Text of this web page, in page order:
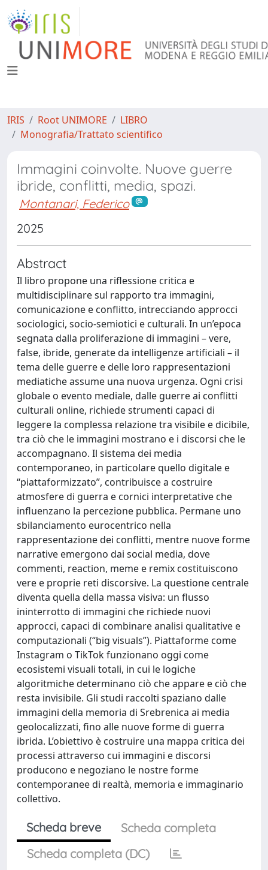
IRIS Root UNIMORE
LIBRO
Monografia/Trattato scientifico
Immagini coinvolte. Nuove guerre
ibride, conflitti, media, spazi.
Montanari, Federico
2025
Abstract
Il libro propone una riflessione critica e
multidisciplinare sul rapporto tra immagini,
comunicazione e conflitto, intrecciando approcci
sociologici, socio-semiotici e culturali. In un’epoca
segnata dalla proliferazione di immagini – vere,
false, ibride, generate da intelligenze artificiali – il
tema delle guerre e delle loro rappresentazioni
mediatiche assume una nuova urgenza. Ogni crisi
globale o evento mediale, dalle guerre ai conflitti
culturali online, richiede strumenti capaci di
leggere la complessa relazione tra visibile e dicibile,
tra ciò che le immagini mostrano e i discorsi che le
accompagnano. Il sistema dei media
contemporaneo, in particolare quello digitale e
“piattaformizzato”, contribuisce a costruire
atmosfere di guerra e cornici interpretative che
influenzano la percezione pubblica. Permane uno
sbilanciamento eurocentrico nella
rappresentazione dei conflitti, mentre nuove forme
narrative emergono dai social media, dove
commenti, reaction, meme e remix costituiscono
vere e proprie reti discorsive. La questione centrale
diventa quella della massa visiva: un flusso
ininterrotto di immagini che richiede nuovi
approcci, capaci di combinare analisi qualitative e
computazionali (“big visuals”). Piattaforme come
Instagram o TikTok funzionano oggi come
ecosistemi visuali totali, in cui le logiche
algoritmiche determinano ciò che appare e ciò che
resta invisibile. Gli studi raccolti spaziano dalle
immagini della memoria di Srebrenica ai media
geolocalizzati, fino alle nuove forme di guerra
ibrida. L’obiettivo è costruire una mappa critica dei
processi attraverso cui immagini e discorsi
producono e negoziano le nostre forme
contemporanee di realtà, memoria e immaginario
collettivo.
Scheda breve
Scheda completa
Scheda completa (DC)